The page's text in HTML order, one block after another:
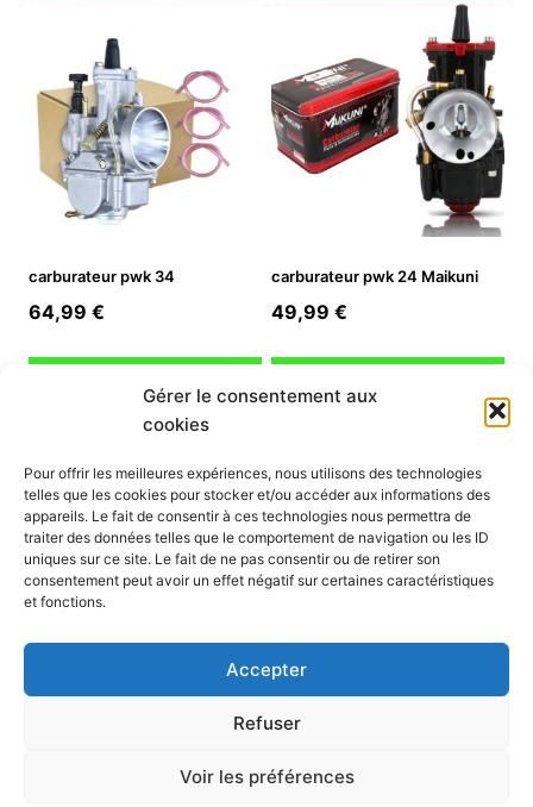
Gérer le consentement aux
cookies
Pour offrir les meilleures expériences, nous utilisons des technologies
telles que les cookies pour stocker et/ou accéder aux informations des
appareils. Le fait de consentir à ces technologies nous permettra de
traiter des données telles que le comportement de navigation ou les ID
uniques sur ce site. Le fait de ne pas consentir ou de retirer son
consentement peut avoir un effet négatif sur certaines caractéristiques
et fonctions.
Accepter
Refuser
Voir les préférences
carburateur pwk 34
64,99 €
Ajouter au panier
carburateur pwk 24 Maikuni
49,99 €
Ajouter au panier
INFORMATION
Mon compte
Nous contacter
Mode paiement
Nos services
Politique de confidentialité
Politique de cookies (UE)